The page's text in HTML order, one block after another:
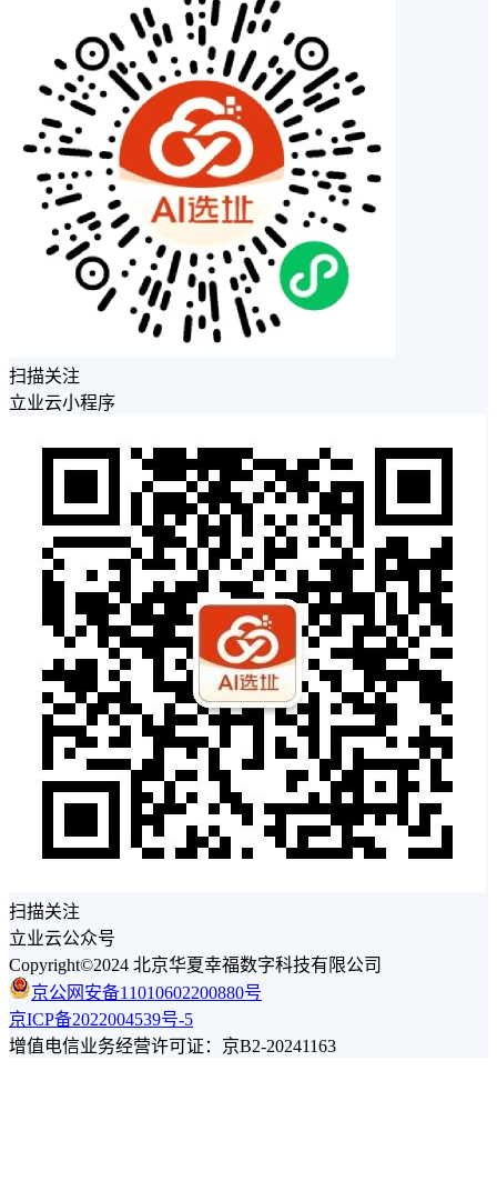
扫描关注
立业云小程序
扫描关注
立业云公众号
Copyright©2024 北京华夏幸福数字科技有限公司
京公网安备11010602200880号
京ICP备2022004539号-5
增值电信业务经营许可证：京B2-20241163